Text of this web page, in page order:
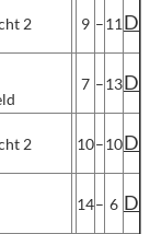
2 9 –11 D
7 –13D
2 10–10D
14– 6 D